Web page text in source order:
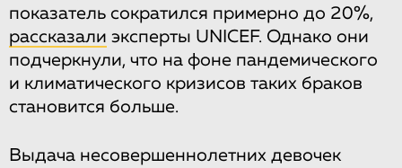
показатель сократился примерно до 20%,
рассказали эксперты UNICEF. Однако они
подчеркнули, что на фоне пандемического
и климатического кризисов таких браков
становится больше.
Выдача несовершеннолетних девочек